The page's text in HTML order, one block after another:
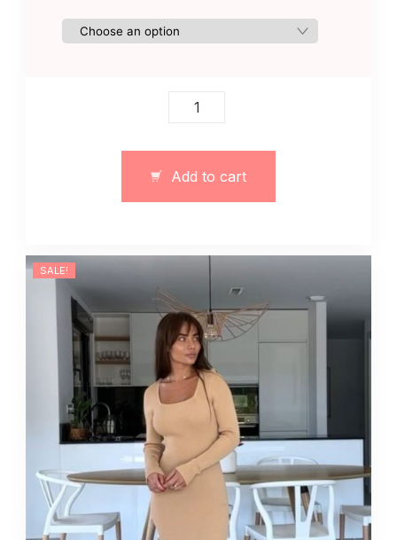
Damski
szary
z
Add to cart
SALE!